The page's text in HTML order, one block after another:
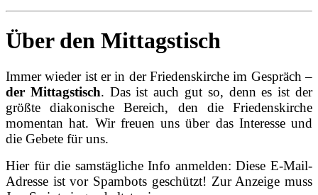
Über den Mittagstisch
Immer wieder ist er in der Friedenskirche im Gespräch –
der Mittagstisch. Das ist auch gut so, denn es ist der
größte diakonische Bereich, den die Friedenskirche
momentan hat. Wir freuen uns über das Interesse und
die Gebete für uns.
Hier für die samstägliche Info anmelden:Diese E-Mail-
Adresse ist vor Spambots geschützt! Zur Anzeige muss